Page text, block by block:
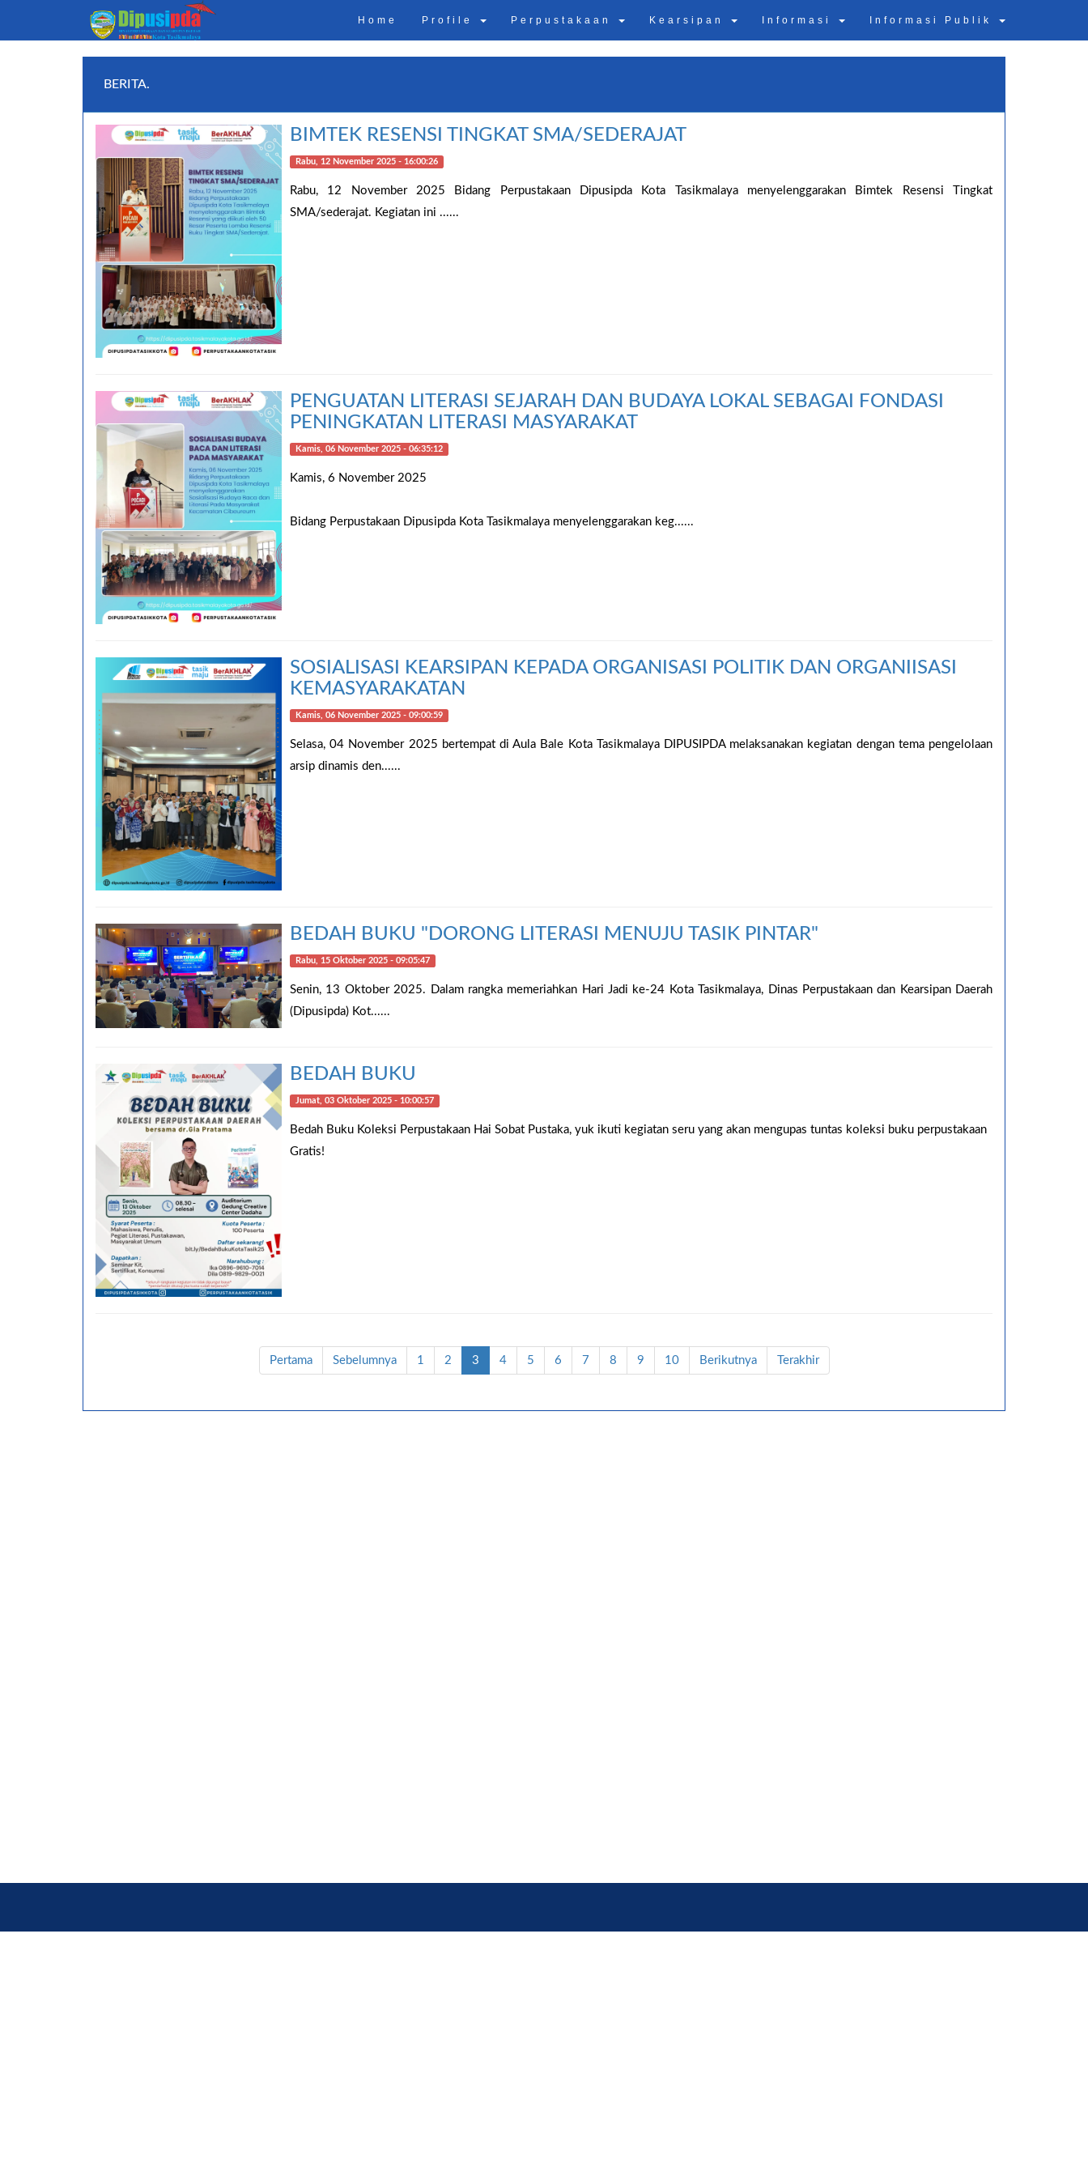
Home Profile Perpustakaan Kearsipan Informasi Informasi Publik
BERITA.
BIMTEK RESENSI TINGKAT SMA/SEDERAJAT
Rabu, 12 November 2025 - 16:00:26
Rabu, 12 November 2025 Bidang Perpustakaan Dipusipda Kota Tasikmalaya menyelenggarakan Bimtek Resensi Tingkat
SMA/sederajat. Kegiatan ini ......
PENGUATAN LITERASI SEJARAH DAN BUDAYA LOKAL SEBAGAI FONDASI
PENINGKATAN LITERASI MASYARAKAT
Kamis, 06 November 2025 - 06:35:12
Kamis, 6 November 2025
Bidang Perpustakaan Dipusipda Kota Tasikmalaya menyelenggarakan keg......
SOSIALISASI KEARSIPAN KEPADA ORGANISASI POLITIK DAN ORGANIISASI
KEMASYARAKATAN
Kamis, 06 November 2025 - 09:00:59
Selasa, 04 November 2025 bertempat di Aula Bale Kota Tasikmalaya DIPUSIPDA melaksanakan kegiatan dengan tema pengelolaan
arsip dinamis den......
BEDAH BUKU "DORONG LITERASI MENUJU TASIK PINTAR"
Rabu, 15 Oktober 2025 - 09:05:47
Senin, 13 Oktober 2025. Dalam rangka memeriahkan Hari Jadi ke-24 Kota Tasikmalaya, Dinas Perpustakaan dan Kearsipan Daerah
(Dipusipda) Kot......
BEDAH BUKU
Jumat, 03 Oktober 2025 - 10:00:57
Bedah Buku Koleksi Perpustakaan Hai Sobat Pustaka, yuk ikuti kegiatan seru yang akan mengupas tuntas koleksi buku perpustakaan
Gratis!
Pertama Sebelumnya 1 2 3 4 5 6 7 8 9 10 Berikutnya Terakhir